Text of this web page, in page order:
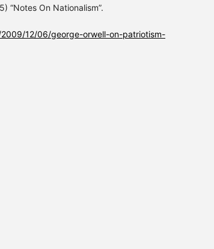
“Notes On Nationalism”.
12/06/george-orwell-on-patriotism-